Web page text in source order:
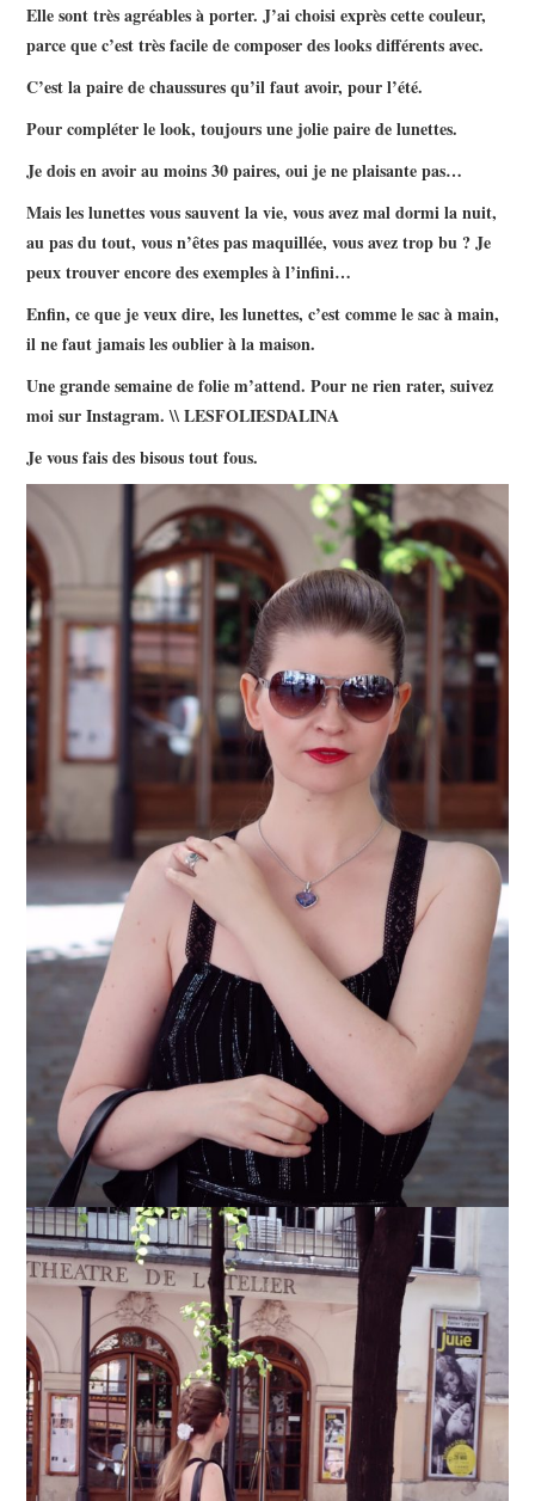
Elle sont très agréables à porter. J’ai choisi exprès cette couleur,
parce que c’est très facile de composer des looks différents avec.
C’est la paire de chaussures qu’il faut avoir, pour l’été.
Pour compléter le look, toujours une jolie paire de lunettes.
Je dois en avoir au moins 30 paires, oui je ne plaisante pas…
Mais les lunettes vous sauvent la vie, vous avez mal dormi la nuit,
au pas du tout, vous n’êtes pas maquillée, vous avez trop bu ? Je
peux trouver encore des exemples à l’infini…
Enfin, ce que je veux dire, les lunettes, c’est comme le sac à main,
il ne faut jamais les oublier à la maison.
Une grande semaine de folie m’attend. Pour ne rien rater, suivez
moi sur Instagram. \\ LESFOLIESDALINA
Je vous fais des bisous tout fous.